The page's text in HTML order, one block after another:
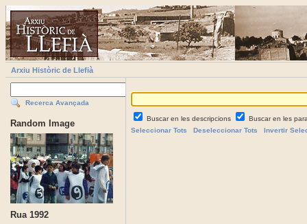
Arxiu Històric de Llefià
Recerca Avançada
Random Image
Rua 1992
Buscar en les descripcions
Buscar en les
Seleccionar Tots
Deseleccionar Tots Invertir